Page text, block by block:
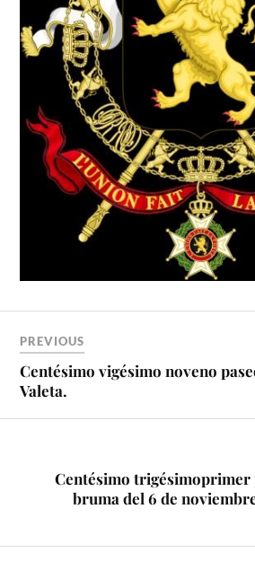
PREVIOUS
Centésimo vigésimo noveno
Valeta.
Centésimo trigésimoprimer
bruma del 6 de